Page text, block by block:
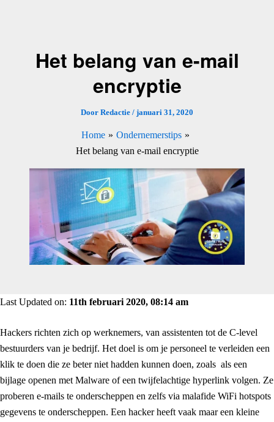
Het belang van e-mail
encryptie
Door Redactie / januari 31, 2020
Home
Ondernemerstips
Het belang van e-mail encryptie
Last Updated on: 11th februari 2020, 08:14 am
Hackers richten zich op werknemers, van assistenten tot de C-level
bestuurders van je bedrijf. Het doel is om je personeel te verleiden een
klik te doen die ze beter niet hadden kunnen doen, zoals als een
bijlage openen met Malware of een twijfelachtige hyperlink volgen. Ze
proberen e-mails te onderscheppen en zelfs via malafide WiFi hotspots
gegevens te onderscheppen. Een hacker heeft vaak maar een kleine